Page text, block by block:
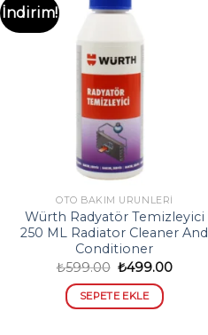
İndirim!
OTO BAKIM ÜRÜNLERI
Würth Radyatör Temizleyici
250 ML Radiator Cleaner And
Conditioner
₺599.00 Orijinal
₺599.00.
₺499.00Şu
SEPETE EKLE